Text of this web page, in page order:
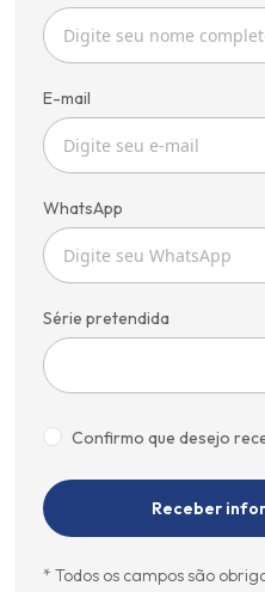
E-mail
WhatsApp
Série pretendida
Confirmo que desejo
Receber
* Todos os campos são